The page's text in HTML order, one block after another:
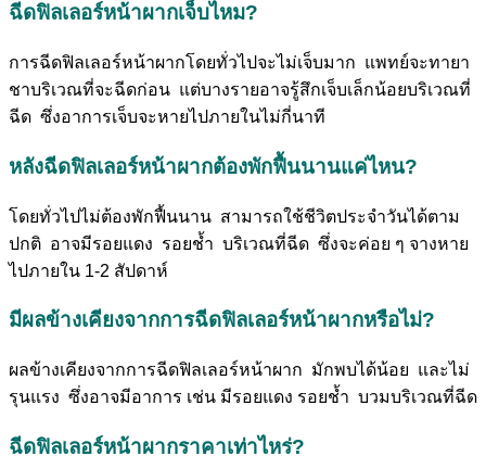
ฉีดฟิลเลอร์หน้าผากเจ็บไหม?
การฉีดฟิลเลอร์หน้าผากโดยทั่วไปจะไม่เจ็บมาก แพทย์จะทายา
ชาบริเวณที่จะฉีดก่อน แต่บางรายอาจรู้สึกเจ็บเล็กน้อยบริเวณที่
ฉีด ซึ่งอาการเจ็บจะหายไปภายในไม่กี่นาที
หลังฉีดฟิลเลอร์หน้าผากต้องพักฟื้นนานแค่ไหน?
โดยทั่วไปไม่ต้องพักฟื้นนาน สามารถใช้ชีวิตประจำวันได้ตาม
ปกติ อาจมีรอยแดง รอยช้ำ บริเวณที่ฉีด ซึ่งจะค่อย ๆ จางหาย
ไปภายใน 1-2 สัปดาห์
มีผลข้างเคียงจากการฉีดฟิลเลอร์หน้าผากหรือไม่?
ผลข้างเคียงจากการฉีดฟิลเลอร์หน้าผาก มักพบได้น้อย และไม่
รุนแรง ซึ่งอาจมีอาการ เช่น มีรอยแดง รอยช้ำ บวมบริเวณที่ฉีด
ฉีดฟิลเลอร์หน้าผากราคาเท่าไหร่?